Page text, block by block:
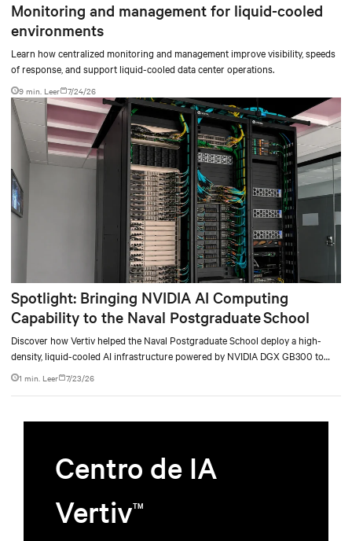
Monitoring and management for liquid-cooled
environments
Learn how centralized monitoring and management improve visibility, speeds
of response, and support liquid-cooled data center operations.
9 min. Leer 7/24/26
Spotlight: Bringing NVIDIA AI Computing
Capability to the Naval Postgraduate School
Discover how Vertiv helped the Naval Postgraduate School deploy a high-
density, liquid-cooled AI infrastructure powered by NVIDIA DGX GB300 to
accelerate AI research, education, and mission-critical innovation.
1 min. Leer 7/23/26
Centro de IA
VertivTM